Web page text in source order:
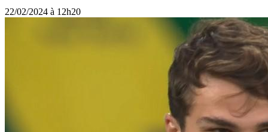
22/02/2024 à 12h20